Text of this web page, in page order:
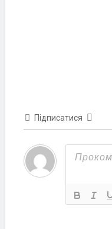
Підписатися